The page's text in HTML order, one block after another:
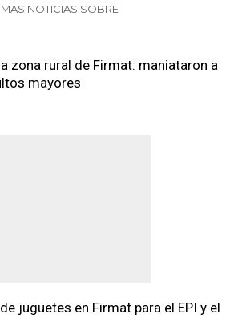
MAS NOTICIAS SOBRE
zona rural de Firmat: maniataron a
mayores
juguetes en Firmat para el EPI y el